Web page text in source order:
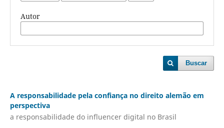
Autor
Buscar
A responsabilidade pela confiança no direito alemão em
perspectiva
a responsabilidade do influencer digital no Brasil